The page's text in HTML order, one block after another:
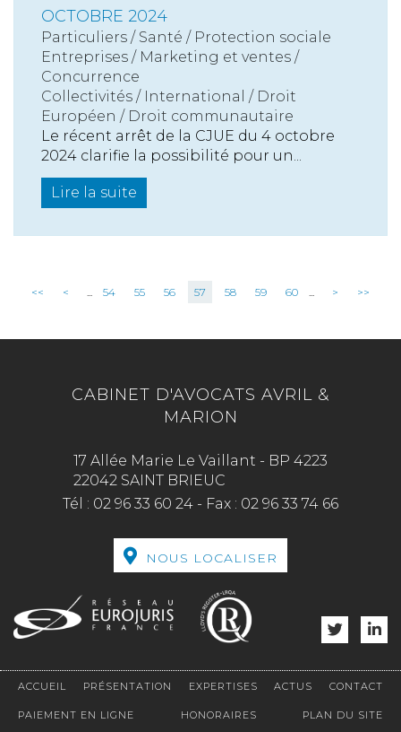
OCTOBRE 2024
Particuliers / Santé / Protection sociale
Entreprises / Marketing et ventes /
Concurrence
Collectivités / International / Droit
Européen / Droit communautaire
Le récent arrêt de la CJUE du 4 octobre
2024 clarifie la possibilité pour un...
Lire la suite
<< < ... 54 55 56 57 58 59 60 ... > >>
CABINET D'AVOCATS AVRIL &
MARION
17 Allée Marie Le Vaillant - BP 4223
22042 SAINT BRIEUC
Tél : 02 96 33 60 24 - Fax : 02 96 33 74 66
NOUS LOCALISER
ACCUEIL PRÉSENTATION EXPERTISES ACTUS CONTACT
PAIEMENT EN LIGNE HONORAIRES PLAN DU SITE